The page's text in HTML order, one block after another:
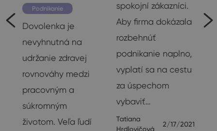
Podnikanie
Dovolenka je
nevyhnutná na
udržanie zdravej
rovnováhy medzi
pracovným a
súkromným
životom. Veľa ľudí
spokojní zákazníci.
Aby firma dokázala
rozbehnúť
podnikanie naplno,
vyplatí sa na cestu
za úspechom
vybaviť…
Tatiana
Hrdlovičová
2/17/2021